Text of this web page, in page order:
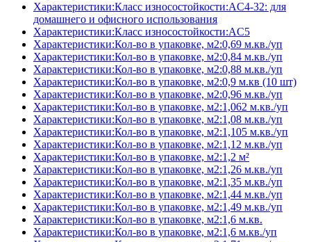
Характеристики:Класс износостойкости:AC4-32: для
домашнего и офисного использования
Характеристики:Класс износостойкости:AC5
Характеристики:Кол-во в упаковке, м2:0,69 м.кв./уп
Характеристики:Кол-во в упаковке, м2:0,84 м.кв./уп
Характеристики:Кол-во в упаковке, м2:0,88 м.кв./уп
Характеристики:Кол-во в упаковке, м2:0,9 м.кв (10 шт)
Характеристики:Кол-во в упаковке, м2:0,96 м.кв./уп
Характеристики:Кол-во в упаковке, м2:1,062 м.кв./уп
Характеристики:Кол-во в упаковке, м2:1,08 м.кв./уп
Характеристики:Кол-во в упаковке, м2:1,105 м.кв./уп
Характеристики:Кол-во в упаковке, м2:1,12 м.кв./уп
Характеристики:Кол-во в упаковке, м2:1,2 м²
Характеристики:Кол-во в упаковке, м2:1,26 м.кв./уп
Характеристики:Кол-во в упаковке, м2:1,35 м.кв./уп
Характеристики:Кол-во в упаковке, м2:1,44 м.кв./уп
Характеристики:Кол-во в упаковке, м2:1,49 м.кв./уп
Характеристики:Кол-во в упаковке, м2:1,6 м.кв.
Характеристики:Кол-во в упаковке, м2:1,6 м.кв./уп